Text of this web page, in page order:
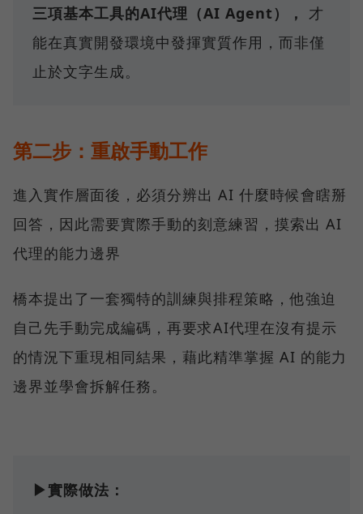
三項基本工具的AI代理（AI Agent），
才
能在真實開發環境中發揮實質作用，而非僅
止於文字生成。
第二步：重啟手動工作
進入實作層面後，必須分辨出 AI 什麼時候會瞎掰
回答，因此需要實際手動的刻意練習，摸索出 AI
代理的能力邊界
橋本提出了一套獨特的訓練與排程策略，他強迫
自己先手動完成編碼，再要求AI代理在沒有提示
的情況下重現相同結果，藉此精準掌握 AI 的能力
邊界並學會拆解任務。
▶實際做法：